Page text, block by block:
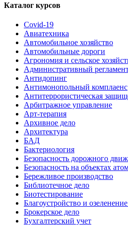
Каталог курсов
Covid-19
Авиатехника
Автомобильное хозяйство
Автомобильные дороги
Агрономия и сельское
Административный
Антидопинг
Антимонопольный комплаенс
Антитеррористическая
Арбитражное управление
Арт-терапия
Архивное дело
Архитектура
БАД
Бактериология
Безопасность дорожного
Безопасность на объектах
Бережливое производство
Библиотечное дело
Биотестирование
Благоустройство и
Брокерское дело
Бухгалтерский учет